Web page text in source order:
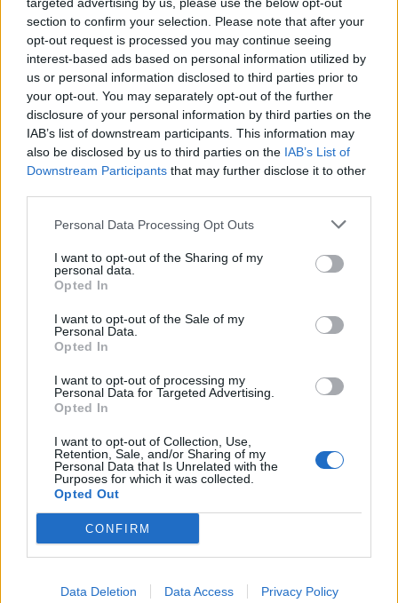
section to confirm your selection. Please note that after your
opt-out request is processed you may continue seeing
interest-based ads based on personal information utilized by
us or personal information disclosed to third parties prior to
your opt-out. You may separately opt-out of the further
disclosure of your personal information by third parties on the
IAB’s list of downstream participants. This information may
also be disclosed by us to third parties on the IAB’s List of
Downstream Participants that may further disclose it to other
Personal Data Processing Opt Outs
I want to opt-out of the Sharing of my
personal data.
Opted In
I want to opt-out of the Sale of my
Personal Data.
Opted In
I want to opt-out of processing my
Personal Data for Targeted Advertising.
Opted In
I want to opt-out of Collection, Use,
Retention, Sale, and/or Sharing of my
Personal Data that Is Unrelated with the
Purposes for which it was collected.
Opted Out
CONFIRM
Data Deletion Data Access Privacy Policy
Sinfónica da ARMAB pelo 1º lugar no
certame internacional de Valência
jovens ao mundo do trabalho
Colheita de sangue regressa ao
Hospital Sousa Martins durante o mês
de agosto
DESTAQUES